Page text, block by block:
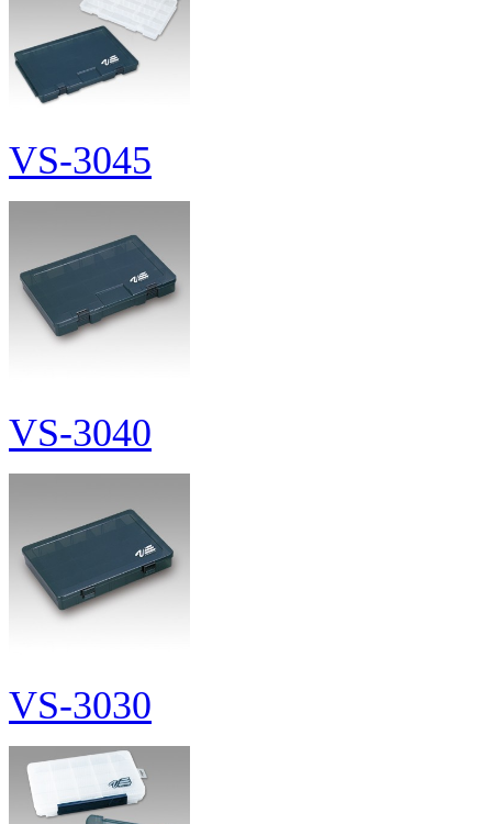
VS-3045
VS-3040
VS-3030